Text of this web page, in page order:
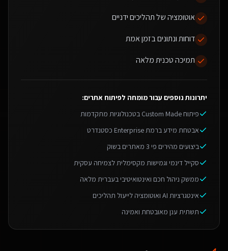
אוטומציה של תהליכים ידניים
דוחות ונתונים בזמן אמת
תמיכה טכנית מלאה
יתרונות נוספים עבורמומחה לפיתוח אתרים:
פיתוח Custom Made בטכנולוגיות מתקדמות
אבטחת מידע ברמת Enterprise כסטנדרט
ביצועים מהירים פי 3 מאתרים בשוק
סקייל דינמי וגמישות מקסימלית לצמיחה עסקית
ממשק ניהול חכם ואינטואיטיבי בעברית מלאה
אינטגרציות AI ואוטומציה לייעול תהליכים
תשתית ענן מאובטחת ואמינה